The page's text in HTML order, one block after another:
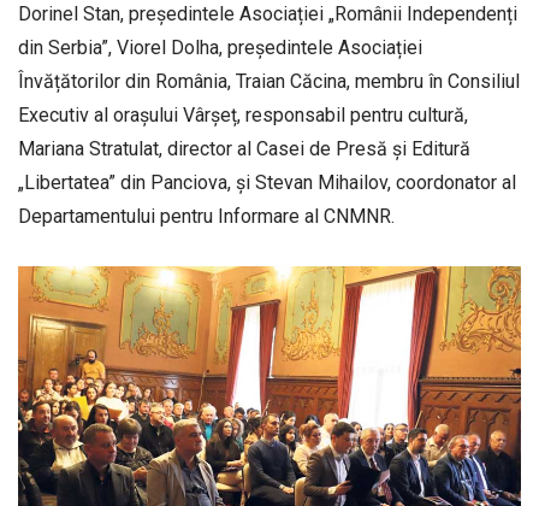
Dorinel Stan, președintele Asociației „Românii Independenți
din Serbia”, Viorel Dolha, președintele Asociației
Învățătorilor din România, Traian Căcina, membru în Consiliul
Executiv al orașului Vârșeț, responsabil pentru cultură,
Mariana Stratulat, director al Casei de Presă și Editură
„Libertatea” din Panciova, și Stevan Mihailov, coordonator al
Departamentului pentru Informare al CNMNR.